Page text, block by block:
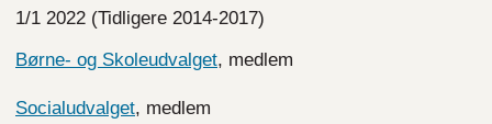
1/1 2022 (Tidligere 2014-2017)
Børne- og Skoleudvalget, medlem
Socialudvalget, medlem